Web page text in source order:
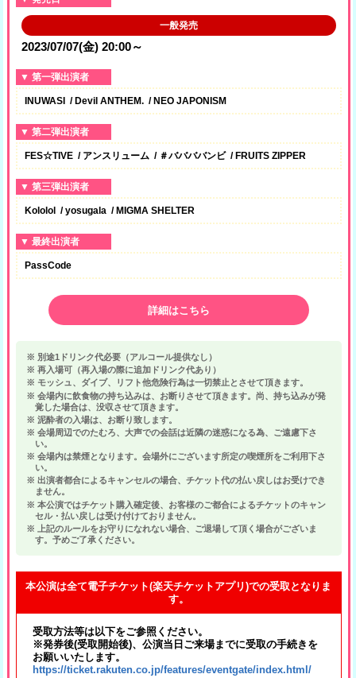
一般発売
2023/07/07(金) 20:00～
第一弾出演者
INUWASI Devil ANTHEM. NEO JAPONISM
第二弾出演者
FES☆TIVE アンスリューム ＃ババババンビ FRUITS ZIPPER
第三弾出演者
Kololol yosugala MIGMA SHELTER
最終出演者
PassCode
詳細はこちら
別途1ドリンク代必要（アルコール提供なし）
再入場可（再入場の際に追加ドリンク代あり）
モッシュ、ダイブ、リフト他危険行為は一切禁止とさせて頂きます。
会場内に飲食物の持ち込みは、お断りさせて頂きます。尚、持ち込みが発
覚した場合は、没収させて頂きます。
泥酔者の入場は、お断り致します。
会場周辺でのたむろ、大声での会話は近隣の迷惑になる為、ご遠慮下さ
い。
会場内は禁煙となります。会場外にございます所定の喫煙所をご利用下さ
い。
出演者都合によるキャンセルの場合、チケット代の払い戻しはお受けでき
ません。
本公演ではチケット購入確定後、お客様のご都合によるチケットのキャン
セル・払い戻しは受け付けておりません。
上記のルールをお守りになれない場合、ご退場して頂く場合がございま
す。予めご了承ください。
本公演は全て電子チケット(楽天チケットアプリ)での受取となりま
す。
受取方法等は以下をご参照ください。
※発券後(受取開始後)、公演当日ご来場までに受取の手続きを
お願いいたします。
https://ticket.rakuten.co.jp/features/eventgate/index.html/